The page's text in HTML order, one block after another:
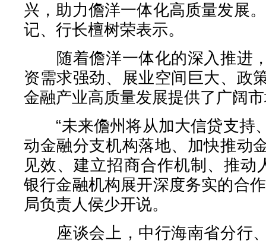
兴，助力儋洋一体化高质量发展
记、行长檀树荣表示。
随着儋洋一体化的深入推进
资需求强劲、展业空间巨大、政
金融产业高质量发展提供了广阔
“未来儋州将从加大信贷支持
动金融分支机构落地、加快推动
见效、建立招商合作机制、推动
银行金融机构展开深度务实的合
局负责人侯少开说。
座谈会上，中行海南省分行